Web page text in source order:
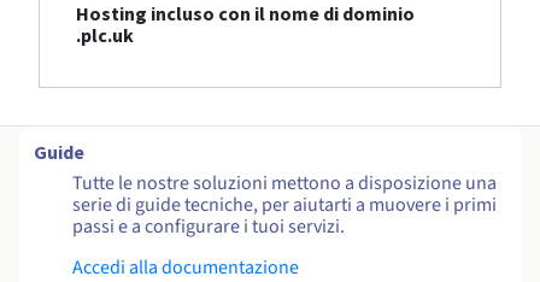
Hosting incluso con il nome di dominio
.plc.uk
Guide
Tutte le nostre soluzioni mettono a disposizione una
serie di guide tecniche, per aiutarti a muovere i primi
passi e a configurare i tuoi servizi.
Accedi alla documentazione